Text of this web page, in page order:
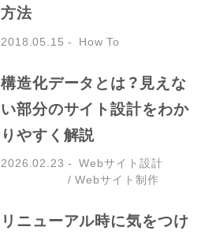
方法
2018.05.15 How To
構造化データとは？見えな
い部分のサイト設計をわか
りやすく解説
2026.02.23
Webサイト設計
Webサイト制作
リニューアル時に気をつけ